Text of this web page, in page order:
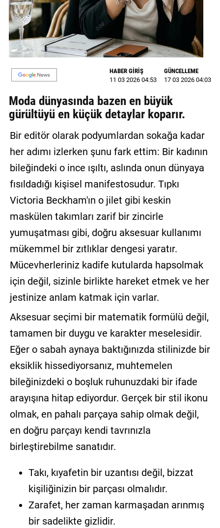
GALERİ
VİDEO
YAZARLAR
BİZE
Künye
Gizlilik
Sözleşmesi
Kullanıcı
Sözleşmesi
HABER GİRİŞ
11 03 2026 04:53
GÜNCELLEME
17 03 2026 04:03
Moda dünyasında bazen en büyük
gürültüyü en küçük detaylar koparır.
Bir editör olarak podyumlardan sokağa kadar
her adımı izlerken şunu fark ettim: Bir kadının
bileğindeki o ince ışıltı, aslında onun dünyaya
fısıldadığı kişisel manifestosudur. Tıpkı
Victoria Beckham'ın o jilet gibi keskin
maskülen takımları zarif bir zincirle
yumuşatması gibi, doğru aksesuar kullanımı
mükemmel bir zıtlıklar dengesi yaratır.
Mücevherleriniz kadife kutularda hapsolmak
için değil, sizinle birlikte hareket etmek ve her
jestinize anlam katmak için varlar.
Aksesuar seçimi bir matematik formülü değil,
tamamen bir duygu ve karakter meselesidir.
Eğer o sabah aynaya baktığınızda stilinizde bir
eksiklik hissediyorsanız, muhtemelen
bileğinizdeki o boşluk ruhunuzdaki bir ifade
arayışına hitap ediyordur. Gerçek bir stil ikonu
olmak, en pahalı parçaya sahip olmak değil,
en doğru parçayı kendi tavrınızla
birleştirebilme sanatıdır.
Takı, kıyafetin bir uzantısı değil, bizzat
kişiliğinizin bir parçası olmalıdır.
Zarafet, her zaman karmaşadan arınmış
bir sadelikte gizlidir.